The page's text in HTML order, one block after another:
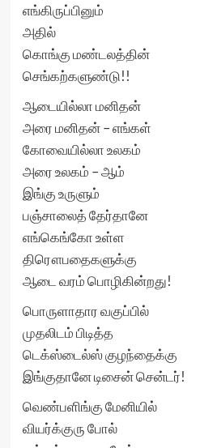
எங்கிருப்பினும்
அதில்
கொங்கு மண்டலத்தின்
செங்கற்களுண்டு!!
ஆடையில்லா மனிதன்
அரை மனிதன் – எங்கள்
கோவையில்லா உலகம்
அரை உலகம் – ஆம்
இங்கு உருளும்
பஞ்சாலைத் தேர்தானே
எங்கெங்கோ உள்ள
திரௌபதைகளுக்கு
ஆடை வரம் பொழிகின்றது!
பொருளாதார வகுப்பில்
முதலிடம் பிடித்த
டெக்ஸ்டைல்ஸ் குழந்தைக்கு
இங்குதானே டிசைன் சென்டர்!
வெண்பளிங்கு மேனியில்
வியர்க்குரு போல்